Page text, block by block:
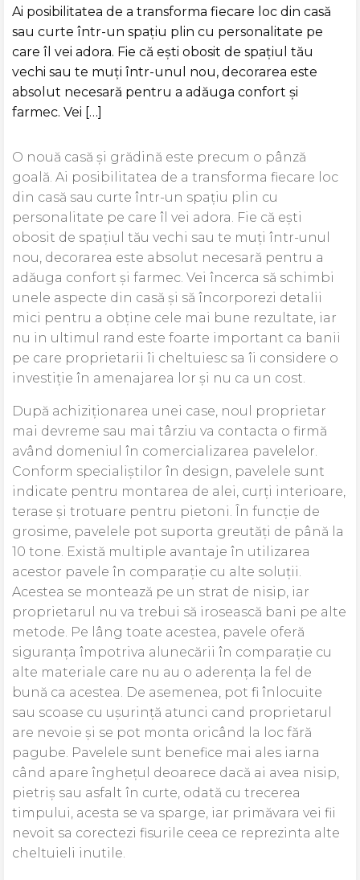
Ai posibilitatea de a transforma fiecare loc din casă
sau curte într-un spațiu plin cu personalitate pe
care îl vei adora. Fie că ești obosit de spațiul tău
vechi sau te muți într-unul nou, decorarea este
absolut necesară pentru a adăuga confort și
farmec. Vei […]
O nouă casă și grădină este precum o pânză
goală. Ai posibilitatea de a transforma fiecare loc
din casă sau curte într-un spațiu plin cu
personalitate pe care îl vei adora. Fie că ești
obosit de spațiul tău vechi sau te muți într-unul
nou, decorarea este absolut necesară pentru a
adăuga confort și farmec. Vei încerca să schimbi
unele aspecte din casă și să încorporezi detalii
mici pentru a obține cele mai bune rezultate, iar
nu in ultimul rand este foarte important ca banii
pe care proprietarii îi cheltuiesc sa îi considere o
investiție în amenajarea lor și nu ca un cost.
După achiziționarea unei case, noul proprietar
mai devreme sau mai târziu va contacta o firmă
având domeniul în comercializarea pavelelor.
Conform specialiștilor în design, pavelele sunt
indicate pentru montarea de alei, curți interioare,
terase și trotuare pentru pietoni. În funcție de
grosime, pavelele pot suporta greutăți de până la
10 tone. Există multiple avantaje în utilizarea
acestor pavele în comparație cu alte soluții.
Acestea se montează pe un strat de nisip, iar
proprietarul nu va trebui să irosească bani pe alte
metode. Pe lâng toate acestea, pavele oferă
siguranța împotriva alunecării în comparație cu
alte materiale care nu au o aderența la fel de
bună ca acestea. De asemenea, pot fi înlocuite
sau scoase cu ușurință atunci cand proprietarul
are nevoie și se pot monta oricând la loc fără
pagube. Pavelele sunt benefice mai ales iarna
când apare înghețul deoarece dacă ai avea nisip,
pietriș sau asfalt în curte, odată cu trecerea
timpului, acesta se va sparge, iar primăvara vei fii
nevoit sa corectezi fisurile ceea ce reprezinta alte
cheltuieli inutile.